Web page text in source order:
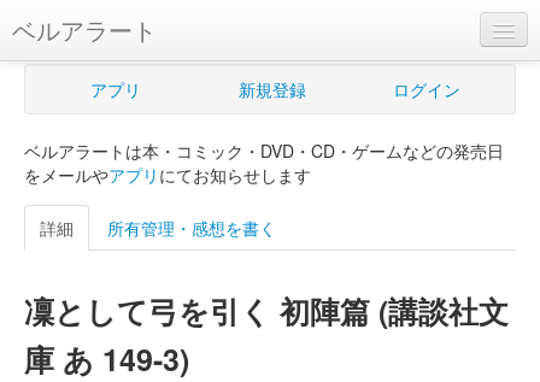
ベルアラート
ベルアラートとは
新規登録
ログイン
購入管理
Myシェルフ
アプリ 新規登録 ログイン
ベルアラートは本・コミック・DVD・CD・ゲームなどの発売日
をメールやアプリ にてお知らせします
詳細 所有管理・感想を書く
凜として弓を引く 初陣篇 (講談社文
庫 あ 149-3)